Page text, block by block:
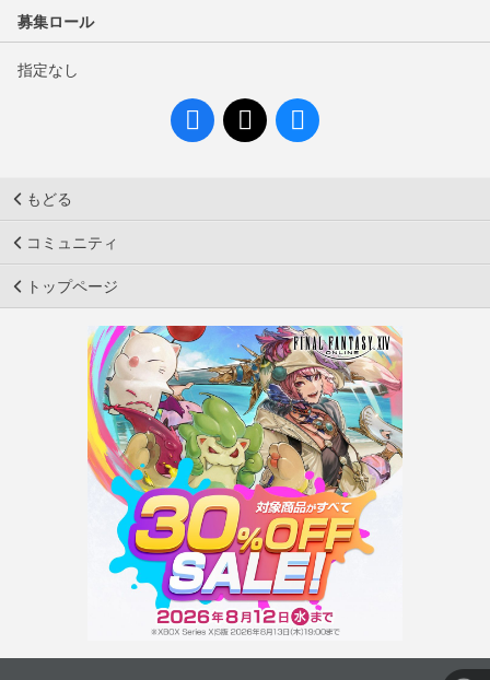
募集ロール
指定なし
もどる
コミュニティ
トップページ